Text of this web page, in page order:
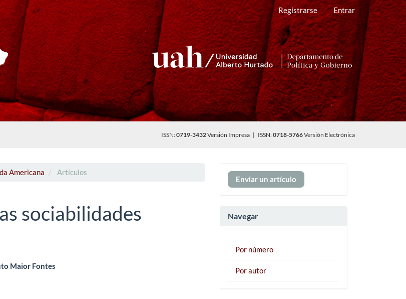
Registrarse Entrar
ISSN:0719-3432Versión Impresa | ISSN:0718-5766Versión Electrónica
Americana Artículos
sociabilidades
Maior Fontes
Enviar
un
Enviar un artículo
Navegar
Por número
Por autor